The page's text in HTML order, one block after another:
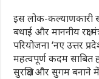
इस लोक-कल्याणकारी
बधाई और माननीय रक्षा
परियोजना ‘नए उत्तर
महत्वपूर्ण कदम साबित
सुरक्षित और सुगम बनाने